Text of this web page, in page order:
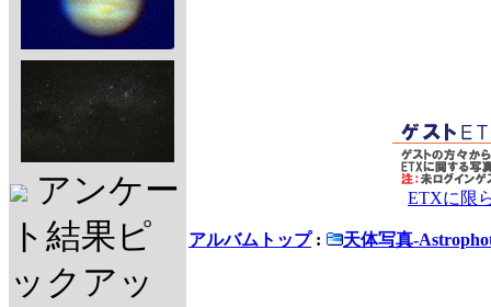
アンケー
ト結果ピ
ックアッ
ETXに限
アルバムトップ: 天体写真-